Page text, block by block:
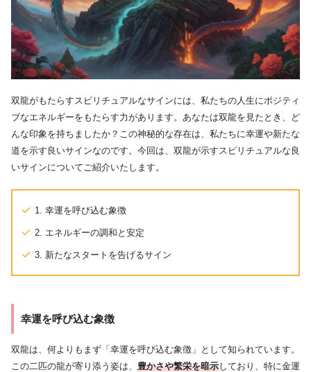
双龍がもたらすスピリチュアルなサインには、私たちの人生にポジティ
ブなエネルギーをもたらす力があります。あなたは双龍を見たとき、ど
んな印象を持ちましたか？この神秘的な存在は、私たちに幸運や新たな
道を示す良いサインなのです。今回は、双龍が示すスピリチュアルな良
いサインについてご紹介いたします。
1. 幸運を呼び込む象徴
2. エネルギーの調和と安定
3. 新たなスタートを告げるサイン
幸運を呼び込む象徴
双龍は、何よりもまず「幸運を呼び込む象徴」として知られています。
この二匹の龍が寄り添う姿は、 豊かさや繁栄を暗示しており、特に金運